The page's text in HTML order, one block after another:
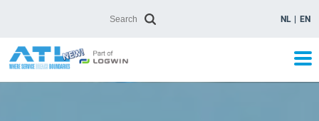
NL EN